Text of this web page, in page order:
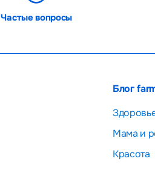
Частые вопросы
Блог
Мама и
Красота